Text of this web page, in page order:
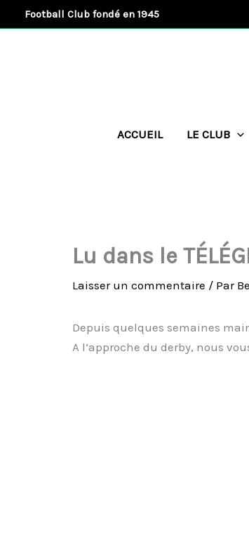
au
Football Club fondé en 1945
ACCUEIL LE CLUB
Lu dans le
Laisser un commentaire / Par
Depuis quelques semaines
A l’approche du derby, nous